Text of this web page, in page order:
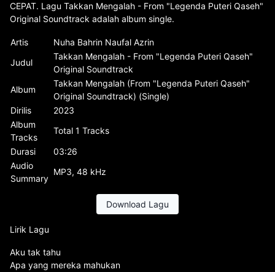
CEPAT. Lagu Takkan Mengalah - From "Legenda Puteri Qaseh"
Original Soundtrack adalah album single.
Artis
Nuha Bahrin Naufal Azrin
Judul
Takkan Mengalah - From "Legenda Puteri Qaseh"
Original Soundtrack
Album
Takkan Mengalah (From "Legenda Puteri Qaseh"
Original Soundtrack) (Single)
Dirilis
2023
Album
Tracks
Total 1 Tracks
Durasi
03:26
Audio
Summary
MP3, 48 kHz
Download Lagu
Lirik Lagu
Aku tak tahu
Apa yang mereka mahukan